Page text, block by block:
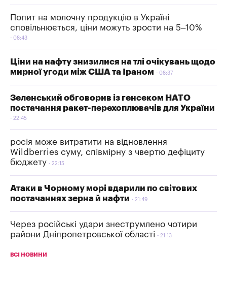
Попит на молочну продукцію в Україні
сповільнюється, ціни можуть зрости на 5–10%
08:43
Ціни на нафту знизилися на тлі очікувань щодо
мирної угоди між США та Іраном
08:37
Зеленський обговорив із генсеком НАТО
постачання ракет-перехоплювачів для України
22:45
росія може витратити на відновлення
Wildberries суму, співмірну з чвертю дефіциту
бюджету
22:15
Атаки в Чорному морі вдарили по світових
постачаннях зерна й нафти
21:49
Через російські удари знеструмлено чотири
райони Дніпропетровської області
21:13
ВСІ НОВИНИ